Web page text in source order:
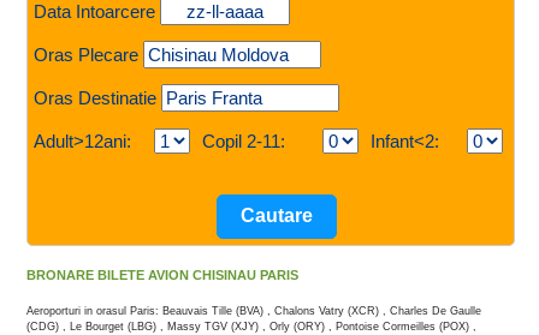
Data Intoarcere
Oras Plecare
Oras Destinatie
Adult>12ani: Copil 2-11: Infant<2:
BRONARE BILETE AVION CHISINAU PARIS
Aeroporturi in orasul Paris: Beauvais Tille (BVA) , Chalons Vatry (XCR) , Charles De Gaulle
(CDG) , Le Bourget (LBG) , Massy TGV (XJY) , Orly (ORY) , Pontoise Cormeilles (POX) ,